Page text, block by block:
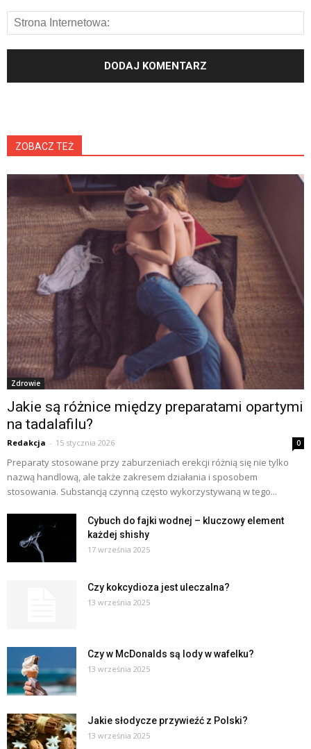
ZOBACZ TEŻ
Zdrowie
Jakie są różnice między preparatami opartymi
na tadalafilu?
Redakcja - 15 stycznia 2026 0
Preparaty stosowane przy zaburzeniach erekcji różnią się nie tylko
nazwą handlową, ale także zakresem działania i sposobem
stosowania. Substancją czynną często wykorzystywaną w tego...
Cybuch do fajki wodnej – kluczowy element
każdej shishy
17 września 2025
Czy kokcydioza jest uleczalna?
13 września 2025
Czy w McDonalds są lody w wafelku?
13 września 2025
Jakie słodycze przywieźć z Polski?
13 września 2025